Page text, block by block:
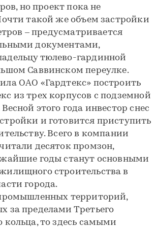
но проект пока не
такой же объем застройки
– предусматривается
документами,
тюлево-гардинной
Саввинском переулке.
ОАО «Гардтекс» построить
из трех корпусов с подземной
этого года инвестор снес
и готовится приступить
Всего в компании
десяток промзон,
годы станут основными
строительства в
города.
территорий,
за пределами Третьего
кольца, то здесь самыми